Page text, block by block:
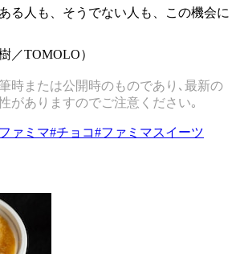
る人も、そうでない人も、この機会に
／TOMOLO）
時または公開時のものであり､最新の
がありますのでご注意ください｡
ファミマ#チョコ#ファミマスイーツ